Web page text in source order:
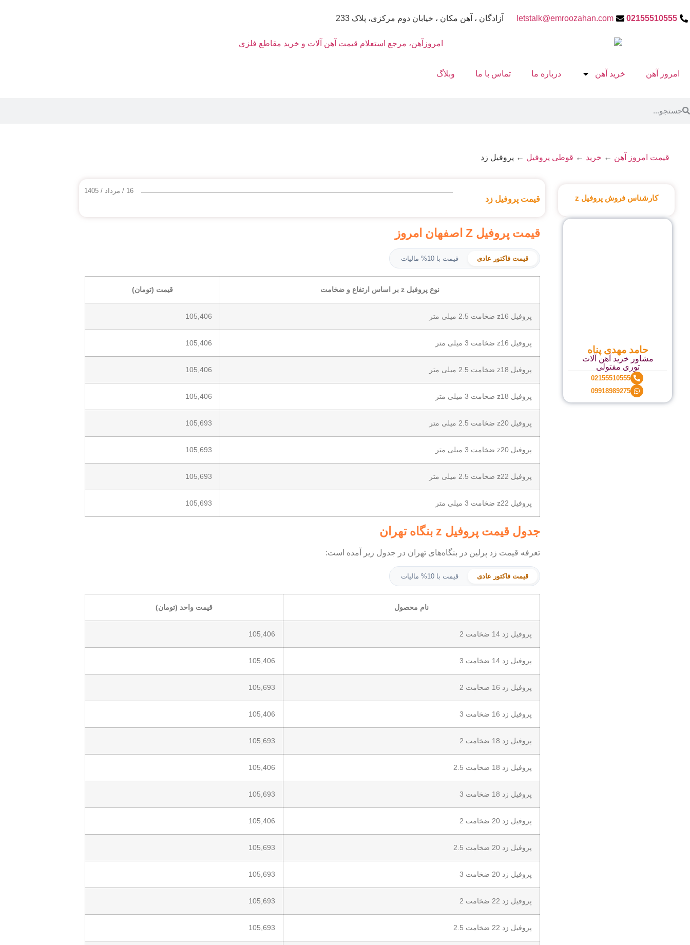
02155510555
letstalk@emroozahan.com آزادگان ، آهن مکان ، خیابان دوم مرکزی، پلاک 233
امروز آهن خرید آهن درباره ما تماس با ما وبلاگ
قیمت امروز آهن ← خرید ← قوطی پروفیل ← پروفیل زد
کارشناس فروش پروفیل z
حامد مهدی پناه
مشاور خرید آهن آلات
توری مفتولی
02155510555
09918989275
قیمت پروفیل زد
16 / مرداد / 1405
قیمت پروفیل Z اصفهان امروز
قیمت فاکتور عادی قیمت با 10% مالیات
نوع پروفیل z بر اساس ارتفاع و ضخامت قیمت (تومان)
پروفیل z16 ضخامت 2.5 میلی متر 105,406
پروفیل z16 ضخامت 3 میلی متر 105,406
پروفیل z18 ضخامت 2.5 میلی متر 105,406
پروفیل z18 ضخامت 3 میلی متر 105,406
پروفیل z20 ضخامت 2.5 میلی متر 105,693
پروفیل z20 ضخامت 3 میلی متر 105,693
پروفیل z22 ضخامت 2.5 میلی متر 105,693
پروفیل z22 ضخامت 3 میلی متر 105,693
جدول قیمت پروفیل z بنگاه تهران
تعرفه قیمت زد پرلین در بنگاه‌های تهران در جدول زیر آمده است:
قیمت فاکتور عادی قیمت با 10% مالیات
نام محصول قیمت واحد (تومان)
پروفیل زد 14 ضخامت 2 105,406
پروفیل زد 14 ضخامت 3 105,406
پروفیل زد 16 ضخامت 2 105,693
پروفیل زد 16 ضخامت 3 105,406
پروفیل زد 18 ضخامت 2 105,693
پروفیل زد 18 ضخامت 2.5 105,406
پروفیل زد 18 ضخامت 3 105,693
پروفیل زد 20 ضخامت 2 105,406
پروفیل زد 20 ضخامت 2.5 105,693
پروفیل زد 20 ضخامت 3 105,693
پروفیل زد 22 ضخامت 2 105,693
پروفیل زد 22 ضخامت 2.5 105,693